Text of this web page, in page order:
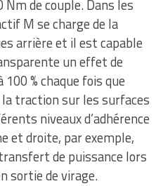
de couple. Dans les
M se charge de la
arrière et il est capable
un effet de
% chaque fois que
traction sur les surfaces
niveaux d’adhérence
et droite, par exemple,
de puissance lors
sortie de virage.